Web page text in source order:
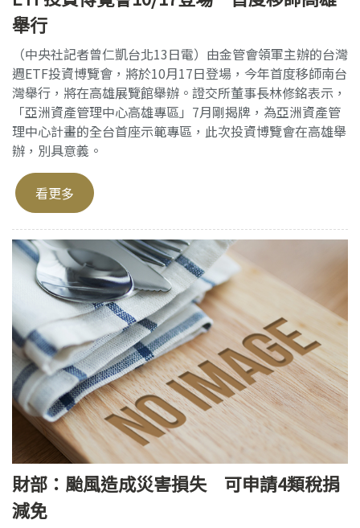
舉行
（中央社記者曾仁凱台北13日電）由金管會領軍主辦的台灣
週ETF投資博覽會，將於10月17日登場，今年首度移師南台
灣舉行，將在高雄展覽館舉辦。證交所董事長林修銘表示，
「亞洲資產管理中心高雄專區」7月剛揭牌，為亞洲資產管
理中心計畫的全台首座示範專區，此次投資博覽會在高雄舉
辦，別具意義。
看更多
財部：颱風造成災害損失 可申請4類稅捐
減免